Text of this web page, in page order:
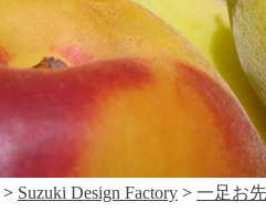
> Suzuki Design Factory > 一足お